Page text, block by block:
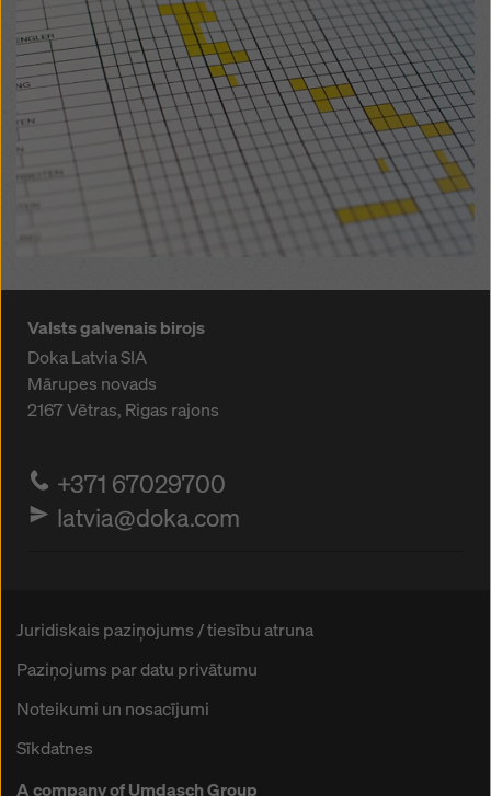
Valsts galvenais birojs
Doka Latvia SIA
Mārupes novads
2167Vētras, Rigas rajons
+371 67029700
latvia@doka.com
Juridiskais paziņojums / tiesību atruna
Paziņojums par datu privātumu
Noteikumi un nosacījumi
Sīkdatnes
A company of Umdasch Group